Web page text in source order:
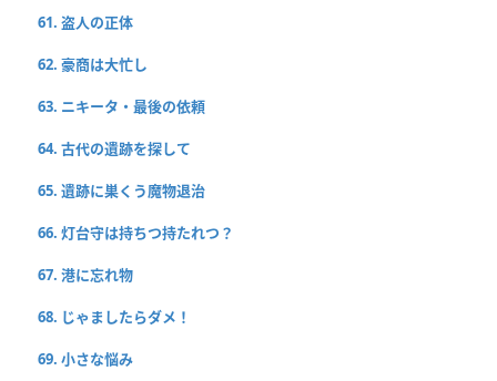
61. 盗人の正体
62. 豪商は大忙し
63. ニキータ・最後の依頼
64. 古代の遺跡を探して
65. 遺跡に巣くう魔物退治
66. 灯台守は持ちつ持たれつ？
67. 港に忘れ物
68. じゃましたらダメ！
69. 小さな悩み